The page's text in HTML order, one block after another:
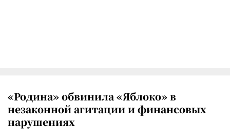
«Родина» обвинила «Яблоко» в
незаконной агитации и финансовых
нарушениях